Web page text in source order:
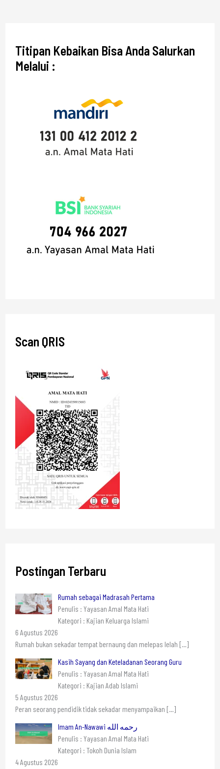
Titipan Kebaikan Bisa Anda Salurkan
Melalui :
Scan QRIS
Postingan Terbaru
Rumah sebagai Madrasah Pertama
Penulis : Yayasan Amal Mata Hati
Kategori : Kajian Keluarga Islami
6 Agustus 2026
Rumah bukan sekadar tempat bernaung dan melepas lelah […]
Kasih Sayang dan Keteladanan Seorang Guru
Penulis : Yayasan Amal Mata Hati
Kategori : Kajian Adab Islami
5 Agustus 2026
Peran seorang pendidik tidak sekadar menyampaikan […]
Imam An-Nawawi رحمه الله
Penulis : Yayasan Amal Mata Hati
Kategori : Tokoh Dunia Islam
4 Agustus 2026